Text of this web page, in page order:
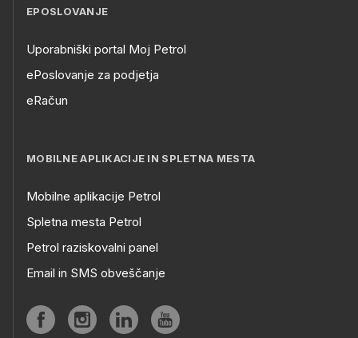
EPOSLOVANJE
Uporabniški portal Moj Petrol
ePoslovanje za podjetja
eRačun
MOBILNE APLIKACIJE IN SPLETNA MESTA
Mobilne aplikacije Petrol
Spletna mesta Petrol
Petrol raziskovalni panel
Email in SMS obveščanje